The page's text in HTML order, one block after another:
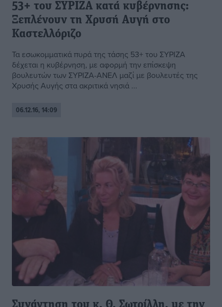
53+ του ΣΥΡΙΖΑ κατά κυβέρνησης:
Ξεπλένουν τη Χρυσή Αυγή στο
Καστελλόριζο
Τα εσωκομματικά πυρά της τάσης 53+ του ΣΥΡΙΖΑ
δέχεται η κυβέρνηση, με αφορμή την επίσκεψη
βουλευτών των ΣΥΡΙΖΑ-ΑΝΕΛ μαζί με βουλευτές της
Χρυσής Αυγής στα ακριτικά νησιά ...
06.12.16, 14:09